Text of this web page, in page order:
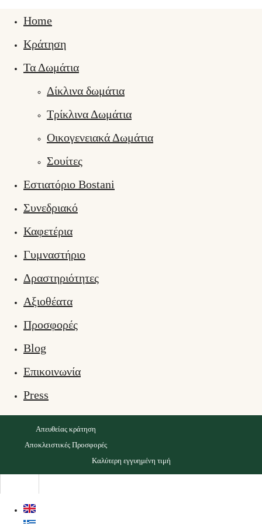
Home
Κράτηση
Τα Δωμάτια
Δίκλινα δωμάτια
Τρίκλινα Δωμάτια
Οικογενειακά Δωμάτια
Σουίτες
Εστιατόριο Bostani
Συνεδριακό
Καφετέρια
Γυμναστήριο
Δραστηριότητες
Αξιοθέατα
Προσφορές
Blog
Επικοινωνία
Press
Απευθείας κράτηση
Αποκλειστικές Προσφορές
Καλύτερη εγγυημένη τιμή